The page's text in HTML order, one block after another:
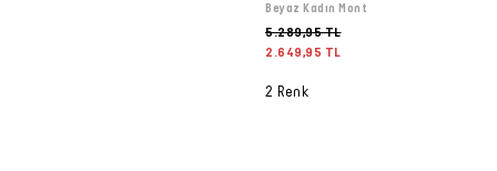
Beyaz Kadın Mont
5.289,95 TL
2.649,95 TL
2 Renk